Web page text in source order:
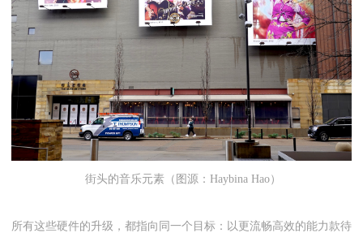
街头的音乐元素（图源：Haybina Hao）
所有这些硬件的升级，都指向同一个目标：以更流畅高效的能力款待